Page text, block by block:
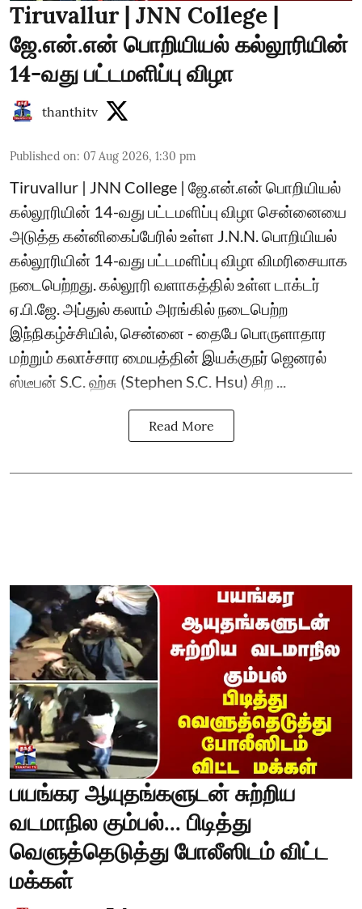
Tiruvallur | JNN College |
ஜே.என்.என் பொறியியல் கல்லூரியின்
14-வது பட்டமளிப்பு விழா
thanthitv
Published on: 07 Aug 2026, 1:30 pm
Tiruvallur | JNN College | ஜே.என்.என் பொறியியல்
கல்லூரியின் 14-வது பட்டமளிப்பு விழா சென்னையை
அடுத்த கன்னிகைப்பேரில் உள்ள J.N.N. பொறியியல்
கல்லூரியின் 14-வது பட்டமளிப்பு விழா விமரிசையாக
நடைபெற்றது. கல்லூரி வளாகத்தில் உள்ள டாக்டர்
ஏ.பி.ஜே. அப்துல் கலாம் அரங்கில் நடைபெற்ற
இந்நிகழ்ச்சியில், சென்னை - தைபே பொருளாதார
மற்றும் கலாச்சார மையத்தின் இயக்குநர் ஜெனரல்
ஸ்டீபன் S.C. ஹ்சு (Stephen S.C. Hsu) சிற ...
Read More
பயங்கர ஆயுதங்களுடன் சுற்றிய
வடமாநில கும்பல்... பிடித்து
வெளுத்தெடுத்து போலீஸிடம் விட்ட
மக்கள்